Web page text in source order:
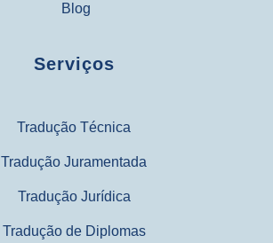
Blog
Serviços
Tradução Técnica
Tradução Juramentada
Tradução Jurídica
Tradução de Diplomas